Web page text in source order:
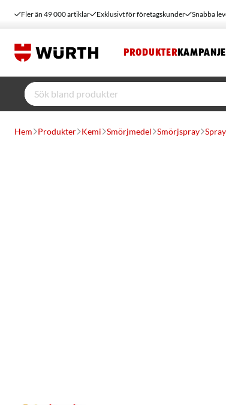
Fler än 49 000 artiklar Exklusivt för företagskunder Snabba
PRODUKTER
Hem Produkter Kemi Smörjmedel Smörjspray